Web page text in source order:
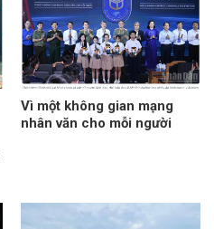
Vì một không gian mạng
nhân văn cho mỗi người